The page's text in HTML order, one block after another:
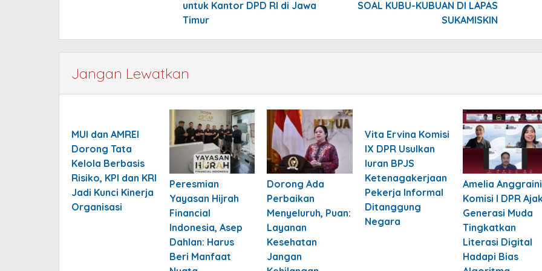
untuk Kantor DPD RI di Jawa
Timur
SOAL KUBU-KUBUAN DI LAPAS
SUKAMISKIN
Jangan Lewatkan
MUI dan AMREI
Dorong Tata
Kelola Berbasis
Risiko, KPI dan KRI
Jadi Kunci Kinerja
Organisasi
Peresmian
Yayasan Hijrah
Financial
Indonesia, Asep
Dahlan: Harus
Beri Manfaat
Dorong Ada
Perbaikan
Menyeluruh, Puan:
Layanan
Kesehatan
Jangan
Vita Ervina Komisi
IX DPR Usulkan
Iuran BPJS
Ketenagakerjaan
Pekerja Informal
Ditanggung
Negara
Amelia Anggraini
Komisi I DPR
Generasi Muda
Tingkatkan
Literasi Digital
Hadapi Bias